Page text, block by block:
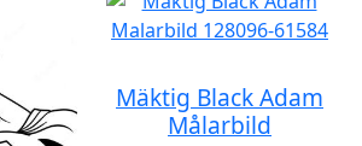
Mäktig Black Adam
Målarbild